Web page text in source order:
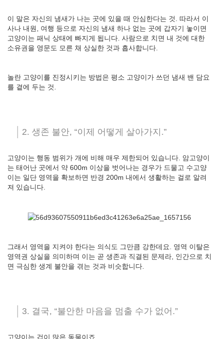
이 말은 자신의 냄새가 나는 곳에 있을 때 안심한다는 것. 따라서 이
사나 내원, 여행 등으로 자신의 냄새 하나 없는 곳에 갑자기 놓이면
고양이는 패닉 상태에 빠지게 됩니다. 사람으로 치면 내 것에 대한
소유권을 영문도 모른 채 상실한 것과 흡사합니다.
놀란 고양이를 진정시키는 방법은 평소 고양이가 쓰던 냄새 밴 담요
를 곁에 두는 것.
2. 생존 불안, “이제 어떻게 살아가지.”
고양이는 행동 범위가 개에 비해 매우 제한되어 있습니다. 암고양이
는 태어난 곳에서 약 600m 이상을 벗어나는 경우가 드물고 수고양
이는 일단 영역을 확보하면 반경 200m 내에서 생활하는 걸로 알려
져 있습니다.
그래서 영역을 지켜야 한다는 의식도 그만큼 강한데요. 영역 이탈은
영역권 상실을 의미하며 이는 곧 생존과 직결된 문제라, 인간으로 치
면 극심한 생계 불안을 겪는 것과 비슷합니다.
3. 결국, “불안한 마음을 멈출 수가 없어.”
고양이는 겁이 많은 동물이죠.